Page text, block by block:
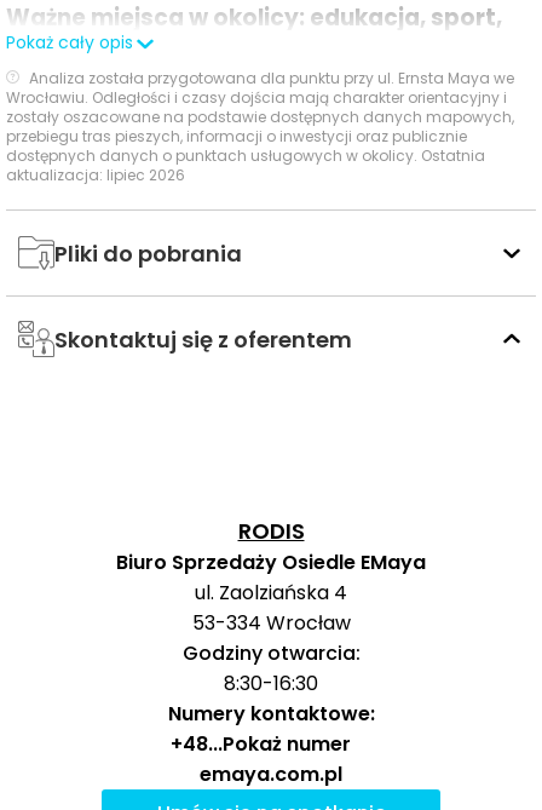
Ważne miejsca w okolicy: edukacja, sport,
zakupy i rozrywka
W najbliższym otoczeniu inwestycji widać dobre
zaplecze codziennych usług dla rodzin, zakupów oraz
aktywnego spędzania czasu.
Typ usługi Nazwa usługi
Galileo
Ogólnokształcące
Specjalne nr XXXII
dla Uczniów
Niewidomych i
Słabowidzących
2369 m
Technikum
Specjalne nr 17 dla
Uczniów
Niewidomych i
Słabowidzących
2336 m
Pokaż cały opis
Analiza została przygotowana dla punktu przy ul. Ernsta Maya we
Wrocławiu. Odległości i czasy dojścia mają charakter orientacyjny i
zostały oszacowane na podstawie dostępnych danych mapowych,
przebiegu tras pieszych, informacji o inwestycji oraz publicznie
dostępnych danych o punktach usługowych w okolicy. Ostatnia
aktualizacja: lipiec 2026
Pliki do pobrania
Skontaktuj się z oferentem
RODIS
Biuro Sprzedaży Osiedle EMaya
ul. Zaolziańska 4
53-334 Wrocław
Godziny otwarcia:
8:30-16:30
Numery kontaktowe:
+48...Pokaż numer
emaya.com.pl